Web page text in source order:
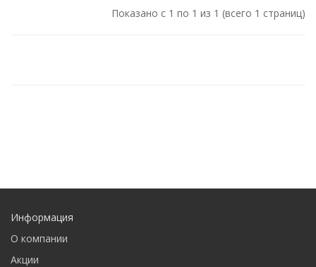
Показано с 1 по 1 из 1 (всего 1 страниц)
Информация
О компании
Акции